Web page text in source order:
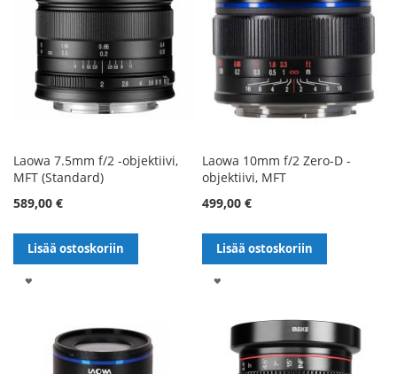
Laowa 7.5mm f/2 -objektiivi,
MFT (Standard)
589,00 €
Lisää ostoskoriin
Laowa 10mm f/2 Zero-D -
objektiivi, MFT
499,00 €
Lisää ostoskoriin